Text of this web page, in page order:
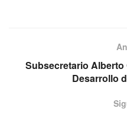
Subsecretario Alberto
Desarrollo